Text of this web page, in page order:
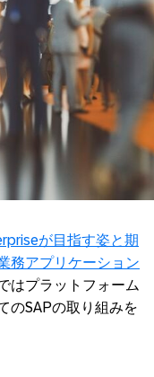
が目指す姿と期
務アプリケーション
はプラットフォーム
のSAPの取り組みを